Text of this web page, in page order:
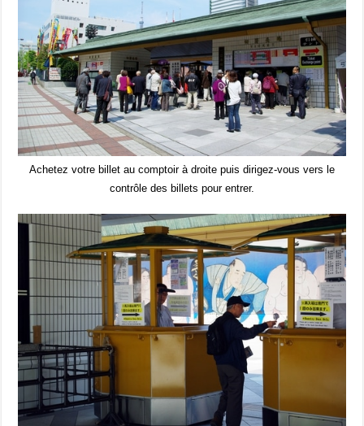
Achetez votre billet au comptoir à droite puis dirigez-vous vers le
contrôle des billets pour entrer.